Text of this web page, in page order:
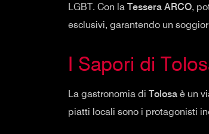
LGBT. Con la Tessera ARCO,
esclusivi, garantendo un
I Sapori di
La gastronomia di Tolosa è un
piatti locali sono i protagonisti